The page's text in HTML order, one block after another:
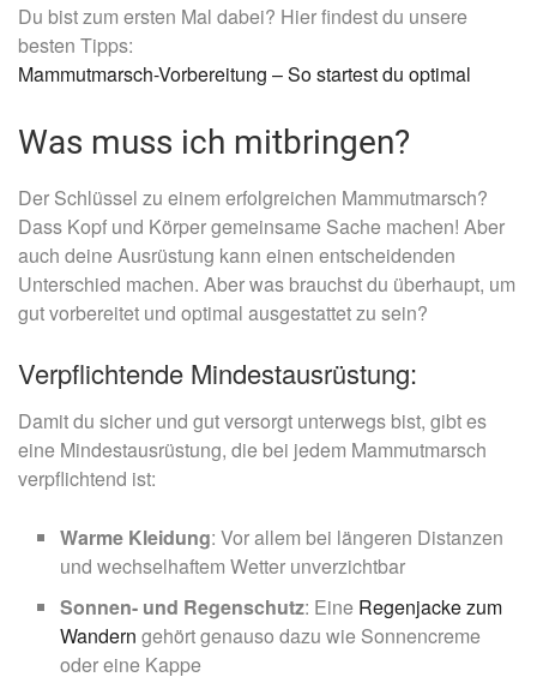
Du bist zum ersten Mal dabei? Hier findest du unsere
besten Tipps:
Mammutmarsch-Vorbereitung – So startest du optimal
Was muss ich mitbringen?
Der Schlüssel zu einem erfolgreichen Mammutmarsch?
Dass Kopf und Körper gemeinsame Sache machen! Aber
auch deine Ausrüstung kann einen entscheidenden
Unterschied machen. Aber was brauchst du überhaupt, um
gut vorbereitet und optimal ausgestattet zu sein?
Verpflichtende Mindestausrüstung:
Damit du sicher und gut versorgt unterwegs bist, gibt es
eine Mindestausrüstung, die bei jedem Mammutmarsch
verpflichtend ist:
Warme Kleidung: Vor allem bei längeren Distanzen
und wechselhaftem Wetter unverzichtbar
Sonnen- und Regenschutz: Eine Regenjacke zum
Wandern gehört genauso dazu wie Sonnencreme
oder eine Kappe